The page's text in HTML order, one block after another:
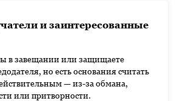
и заинтересованные
в завещании или защищаете
но есть основания считать
— из-за обмана,
или притворности.